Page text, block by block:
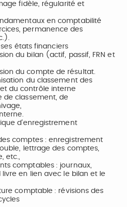
fidèle, régularité et
en comptabilité
permanence des
états financiers
du bilan (actif, passif, FRN et
du compte de résultat.
du classement des
du contrôle interne
de classement, de
d’enregistrement
comptes : enregistrement
lettrage des comptes,
etc.,
comptables : journaux,
en lien avec le bilan et le
comptable : révisions des